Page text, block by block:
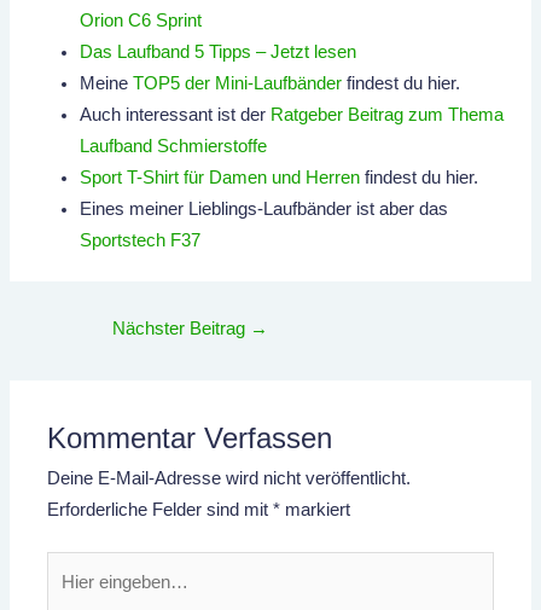
Orion C6 Sprint
Das Laufband 5 Tipps – Jetzt lesen
MeineTOP5 der Mini-Laufbänder findest du hier.
Auch interessant ist der Ratgeber Beitrag zum Thema
Laufband Schmierstoffe
Sport T-Shirt für Damen und Herren findest du hier.
Eines meiner Lieblings-Laufbänder ist aber das
Sportstech F37
Nächster Beitrag →
Kommentar Verfassen
Deine E-Mail-Adresse wird nicht veröffentlicht.
Erforderliche Felder sind mit* markiert
eingeben…